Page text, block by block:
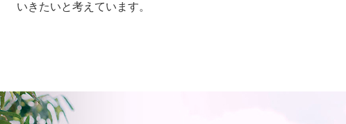
いきたいと考えています。